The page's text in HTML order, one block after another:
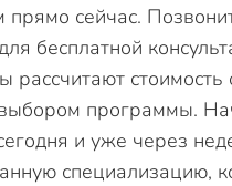
прямо сейчас.
бесплатной
рассчитают стоимость
программы.
и уже через
специализацию,